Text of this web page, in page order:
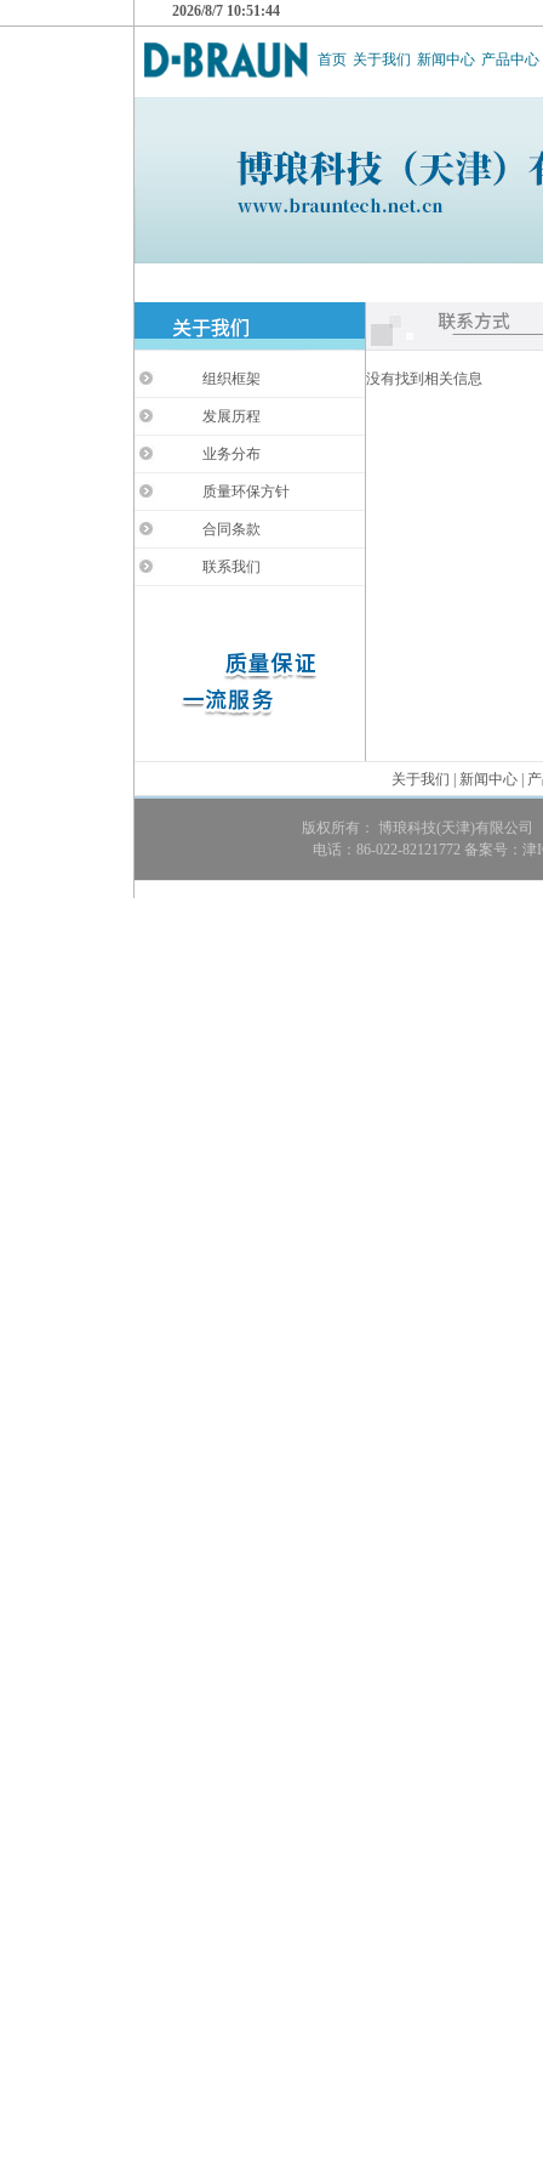
2026/8/7 10:51:44
首页 关于我们 新闻中心 产品中心
组织框架
发展历程
业务分布
质量环保方针
合同条款
联系我们
没有找到相关信息
关于我们 新闻中心
版权所有： 博琅科技(天津)有限公
电话：86-022-82121772 备案号： 津